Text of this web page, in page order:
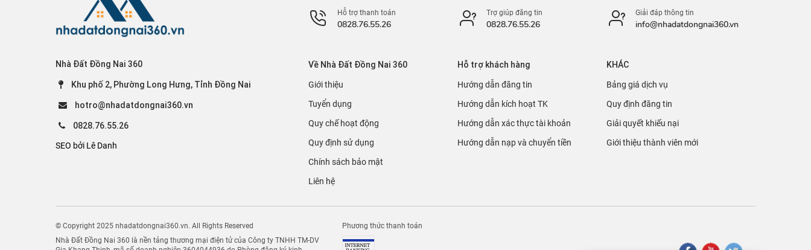
Nhà Đất Đồng Nai 360
Khu phố 2, Phường Long Hưng, Tỉnh Đồng Nai
hotro@nhadatdongnai360.vn
0828.76.55.26
SEO bởi Lê Danh
Hỗ trợ thanh toán
0828.76.55.26
Trợ giúp đăng tin
0828.76.55.26
Giải đáp thông tin
info@nhadatdongnai360.vn
Về Nhà Đất Đồng Nai 360
Giới thiệu
Tuyển dụng
Quy chế hoạt động
Quy định sử dụng
Chính sách bảo mật
Liên hệ
Hỗ trợ khách hàng
Hướng dẫn đăng tin
Hướng dẫn kích hoạt TK
Hướng dẫn xác thực tài khoản
Hướng dẫn nạp và chuyển tiền
KHÁC
Bảng giá dịch vụ
Quy định đăng tin
Giải quyết khiếu nại
Giới thiệu thành viên mới
© Copyright 2025 nhadatdongnai360.vn. All Rights Reserved
Nhà Đất Đồng Nai 360 là nền tảng thương mại điện tử của Công ty TNHH TM-DV
Phương thức thanh toán